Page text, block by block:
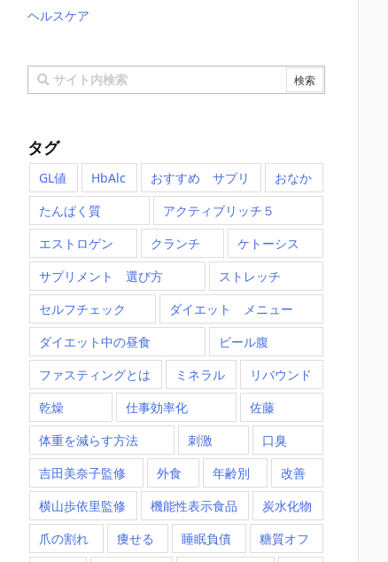
ヘルスケア
タグ
GL値 HbAlc おすすめ サプリ
おなか
たんぱく質
アクティブリッチ５
エストロゲン
クランチ
ケトーシス
サプリメント 選び方
ストレッチ
セルフチェック
ダイエット メニュー
ダイエット中の昼食
ビール腹
ファスティングとは
ミネラル
リバウンド
乾燥
仕事効率化
佐藤
体重を減らす方法
刺激
口臭
吉田美奈子監修
外食 年齢別
改善
横山歩依里監修
機能性表示食品
炭水化物
爪の割れ
痩せる 睡眠負債
糖質オフ